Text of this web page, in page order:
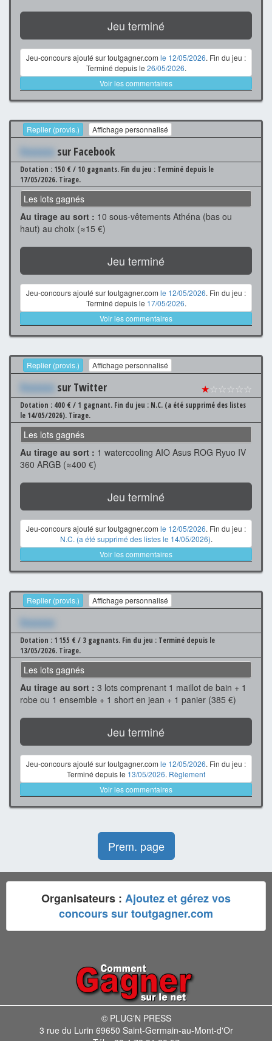
Jeu terminé
Jeu-concours ajouté sur toutgagner.com le 12/05/2026. Fin du jeu :
Terminé depuis le 26/05/2026.
Voir les commentaires
Replier (provis.) Affichage personnalisé
Xxxxxxx sur Facebook
Dotation : 150 € / 10 gagnants. Fin du jeu : Terminé depuis le
17/05/2026. Tirage.
Les lots gagnés
Au tirage au sort : 10 sous-vêtements Athéna (bas ou
haut) au choix (≈15 €)
Jeu terminé
Jeu-concours ajouté sur toutgagner.com le 12/05/2026. Fin du jeu :
Terminé depuis le 17/05/2026.
Voir les commentaires
Replier (provis.) Affichage personnalisé
Xxxxxxx sur Twitter ★☆☆☆☆☆
Dotation : 400 € / 1 gagnant. Fin du jeu : N.C. (a été supprimé des listes
le 14/05/2026). Tirage.
Les lots gagnés
Au tirage au sort : 1 watercooling AIO Asus ROG Ryuo IV
360 ARGB (≈400 €)
Jeu terminé
Jeu-concours ajouté sur toutgagner.com le 12/05/2026. Fin du jeu :
N.C. (a été supprimé des listes le 14/05/2026).
Voir les commentaires
Replier (provis.) Affichage personnalisé
Xxxxxxx
Dotation : 1 155 € / 3 gagnants. Fin du jeu : Terminé depuis le
13/05/2026. Tirage.
Les lots gagnés
Au tirage au sort : 3 lots comprenant 1 maillot de bain + 1
robe ou 1 ensemble + 1 short en jean + 1 panier (385 €)
Jeu terminé
Jeu-concours ajouté sur toutgagner.com le 12/05/2026. Fin du jeu :
Terminé depuis le 13/05/2026. Règlement
Voir les commentaires
Prem. page
Organisateurs : Ajoutez et gérez vos
concours sur toutgagner.com
© PLUG'N PRESS
3 rue du Lurin 69650 Saint-Germain-au-Mont-d'Or